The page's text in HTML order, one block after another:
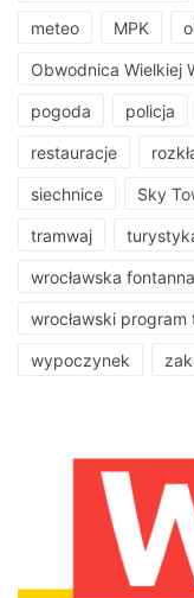
meteo MPK
Obwodnica Wielkiej
pogoda policja
restauracje
siechnice Sky
tramwaj
wrocławska
wrocławski program
wypoczynek